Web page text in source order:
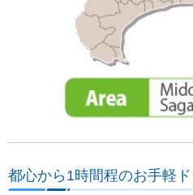
都心から1時間程のお手軽